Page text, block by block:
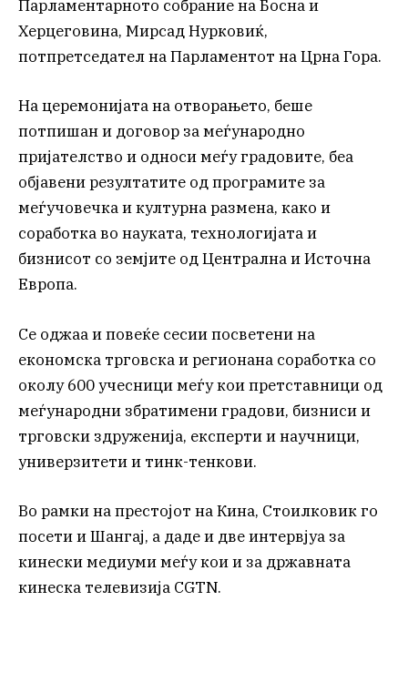
Парламентарното собрание на Босна и
Херцеговина, Мирсад Нурковиќ,
потпретседател на Парламентот на Црна Гора.
На церемонијата на отворањето, беше
потпишан и договор за меѓународно
пријателство и односи меѓу градовите, беа
објавени резултатите од програмите за
меѓучовечка и културна размена, како и
соработка во науката, технологијата и
бизнисот со земјите од Централна и Источна
Европа.
Се оджаа и повеќе сесии посветени на
економска трговска и регионана соработка со
околу 600 учесници меѓу кои претставници од
меѓународни збратимени градови, бизниси и
трговски здруженија, експерти и научници,
универзитети и тинк-тенкови.
Во рамки на престојот на Кина, Стоилковик го
посети и Шангај, а даде и две интервјуа за
кинески медиуми меѓу кои и за државната
кинеска телевизија CGTN.